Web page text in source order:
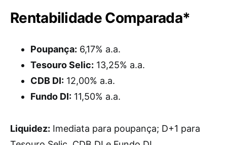
Rentabilidade Comparada*
Poupança: 6,17% a.a.
Tesouro Selic: 13,25% a.a.
CDB DI: 12,00% a.a.
Fundo DI: 11,50% a.a.
Liquidez: Imediata para poupança; D+1 para